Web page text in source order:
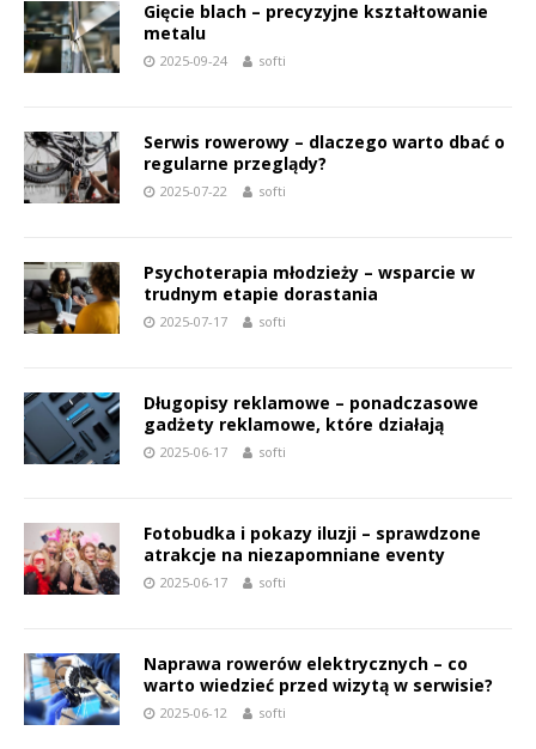
Gięcie blach – precyzyjne kształtowanie
metalu
2025-09-24 softi
Serwis rowerowy – dlaczego warto dbać o
regularne przeglądy?
2025-07-22 softi
Psychoterapia młodzieży – wsparcie w
trudnym etapie dorastania
2025-07-17 softi
Długopisy reklamowe – ponadczasowe
gadżety reklamowe, które działają
2025-06-17 softi
Fotobudka i pokazy iluzji – sprawdzone
atrakcje na niezapomniane eventy
2025-06-17 softi
Naprawa rowerów elektrycznych – co
warto wiedzieć przed wizytą w serwisie?
2025-06-12 softi